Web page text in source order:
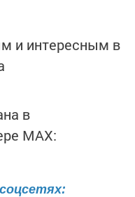
и интересным в
в
MАХ: